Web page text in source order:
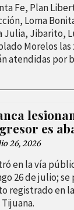
Fe, Plan
Loma
Julia, Jibarito,
Morelos las
atendidas por
es
26, 2026
en la vía
26 de julio;
registrado en